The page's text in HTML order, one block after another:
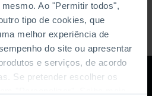
Ao "Permitir todos",
tipo de cookies, que
melhor experiência de
do site ou apresentar
e serviços, de acordo
Se pretender escolher os